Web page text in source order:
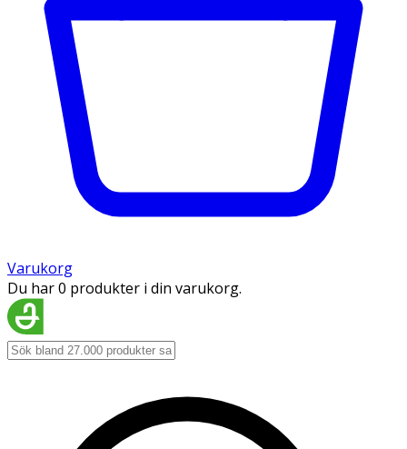
Varukorg
Du har 0 produkter i din varukorg.